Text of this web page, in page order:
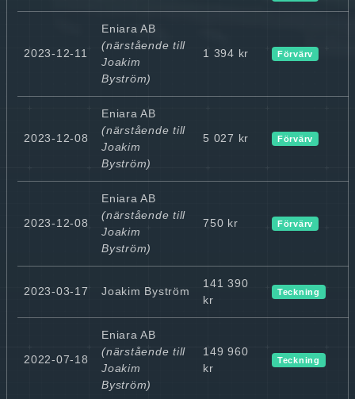
2023-12-11
Eniara AB
(närstående till
Joakim
Byström)
1 394 kr Förvärv
2023-12-08
Eniara AB
(närstående till
Joakim
Byström)
5 027 kr Förvärv
2023-12-08
Eniara AB
(närstående till
Joakim
Byström)
750 kr Förvärv
2023-03-17 Joakim Byström
141 390
kr
Teckning
2022-07-18
Eniara AB
(närstående till
Joakim
Byström)
149 960
kr
Teckning